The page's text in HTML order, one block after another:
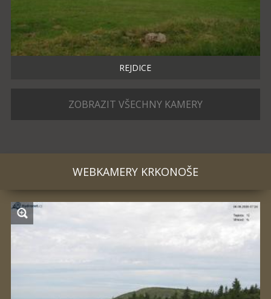
REJDICE
ZOBRAZIT VŠECHNY KAMERY
WEBKAMERY KRKONOŠE